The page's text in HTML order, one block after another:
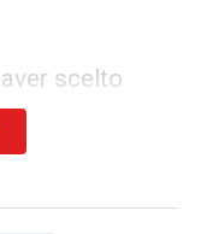
scelto
stagione è
da leader è